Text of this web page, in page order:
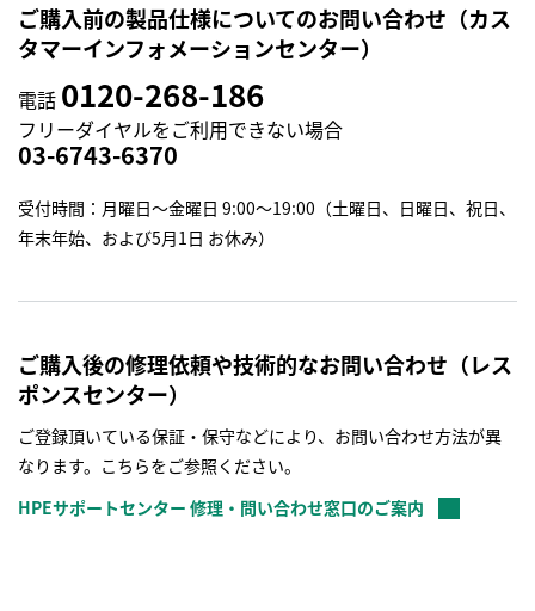
ご購入前の製品仕様についてのお問い合わせ（カス
タマーインフォメーションセンター）
電話 0120-268-186
フリーダイヤルをご利用できない場合
03-6743-6370
受付時間：月曜日～金曜日 9:00～19:00（土曜日、日曜日、祝日、
年末年始、および5月1日 お休み）
ご購入後の修理依頼や技術的なお問い合わせ（レス
ポンスセンター）
ご登録頂いている保証・保守などにより、お問い合わせ方法が異
なります。こちらをご参照ください。
HPEサポートセンター 修理・問い合わせ窓口のご案内